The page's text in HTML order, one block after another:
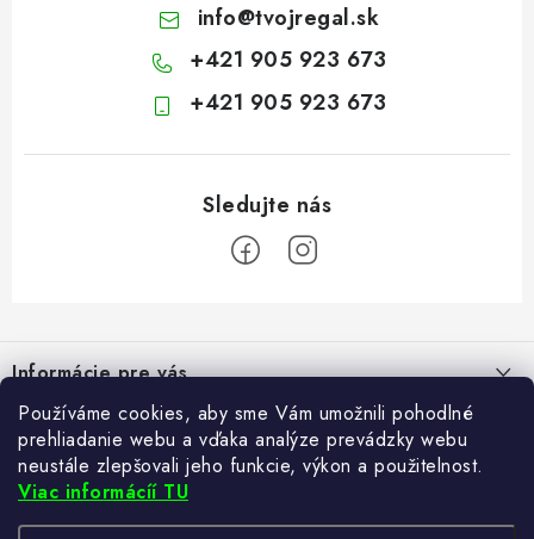
Používáme cookies, aby sme Vám umožnili pohodlné
prehliadanie webu a vďaka analýze prevádzky webu
neustále zlepšovali jeho funkcie, výkon a použitelnost.
Viac informácíí TU
info@tvojregal.sk
+421 905 923 673
+421 905 923 673
pInformácie pre vás
Kontakt
Hodnotenie obchodu
Často kladené otázky
Blogy
Ako si vybrať poštovú schránku?
21.5.2024
Facebook